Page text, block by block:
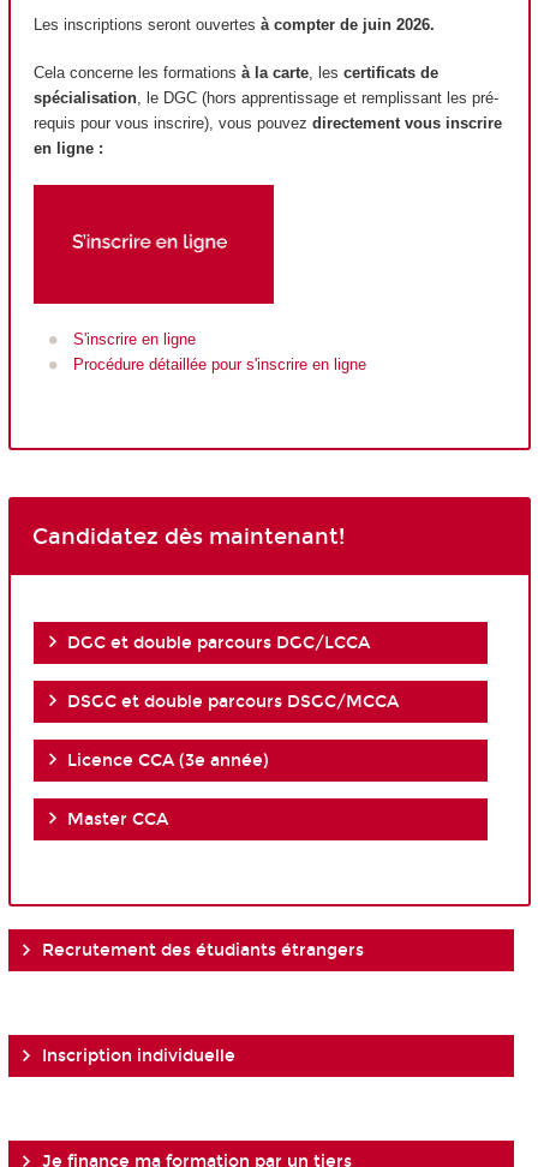
Les inscriptions seront ouvertes à compter de juin 2026.
Cela concerne les formations à la carte, les certificats de
spécialisation, le DGC (hors apprentissage et remplissant les pré-
requis pour vous inscrire), vous pouvez directement vous inscrire
en ligne :
S'inscrire en ligne
Procédure détaillée pour s'inscrire en ligne
Candidatez dès maintenant!
DGC et double parcours DGC/LCCA
DSGC et double parcours DSGC/MCCA
Licence CCA (3e année)
Master CCA
Recrutement des étudiants étrangers
Inscription individuelle
Je finance ma formation par un tiers